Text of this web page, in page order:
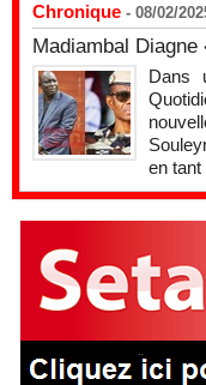
Chronique - 08/02/
Madiambal
Dans
en tant